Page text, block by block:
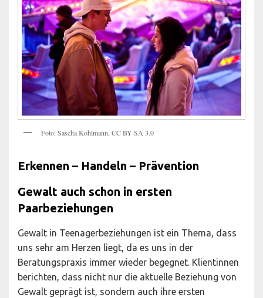
Foto: Sascha Kohlmann, CC BY-SA 3.0
Erkennen – Handeln – Prävention
Gewalt auch schon in ersten
Paarbeziehungen
Gewalt in Teenagerbeziehungen ist ein Thema, dass
uns sehr am Herzen liegt, da es uns in der
Beratungspraxis immer wieder begegnet. Klientinnen
berichten, dass nicht nur die aktuelle Beziehung von
Gewalt geprägt ist, sondern auch ihre ersten